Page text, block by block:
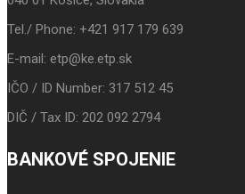
Tel./ Phone: +421 917 179 639
E-mail: etp@ke.etp.sk
IČO / ID Number: 317 512 45
DIČ / Tax ID: 202 092 2794
BANKOVÉ SPOJENIE